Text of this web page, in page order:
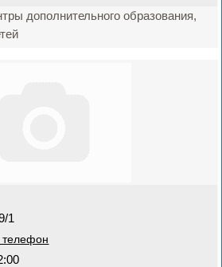
дополнительного образования,
1
телефон